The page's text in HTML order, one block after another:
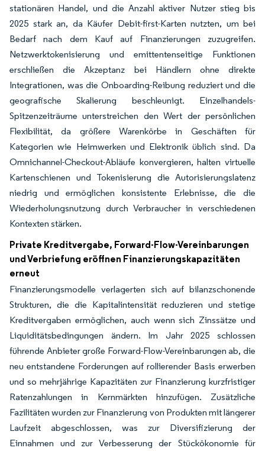
stationären Handel, und die Anzahl aktiver Nutzer stieg bis
2025 stark an, da Käufer Debit-first-Karten nutzten, um bei
Bedarf nach dem Kauf auf Finanzierungen zuzugreifen.
Netzwerktokenisierung und emittentenseitige Funktionen
erschließen die Akzeptanz bei Händlern ohne direkte
Integrationen, was die Onboarding-Reibung reduziert und die
geografische Skalierung beschleunigt. Einzelhandels-
Spitzenzeiträume unterstreichen den Wert der persönlichen
Flexibilität, da größere Warenkörbe in Geschäften für
Kategorien wie Heimwerken und Elektronik üblich sind. Da
Omnichannel-Checkout-Abläufe konvergieren, halten virtuelle
Kartenschienen und Tokenisierung die Autorisierungslatenz
niedrig und ermöglichen konsistente Erlebnisse, die die
Wiederholungsnutzung durch Verbraucher in verschiedenen
Kontexten stärken.
Private Kreditvergabe, Forward-Flow-Vereinbarungen
und Verbriefung eröffnen Finanzierungskapazitäten
erneut
Finanzierungsmodelle verlagerten sich auf bilanzschonende
Strukturen, die die Kapitalintensität reduzieren und stetige
Kreditvergaben ermöglichen, auch wenn sich Zinssätze und
Liquiditätsbedingungen ändern. Im Jahr 2025 schlossen
führende Anbieter große Forward-Flow-Vereinbarungen ab, die
neu entstandene Forderungen auf rollierender Basis erwerben
und so mehrjährige Kapazitäten zur Finanzierung kurzfristiger
Ratenzahlungen in Kernmärkten hinzufügen. Zusätzliche
Fazilitäten wurden zur Finanzierung von Produkten mit längerer
Laufzeit abgeschlossen, was zur Diversifizierung der
Einnahmen und zur Verbesserung der Stückökonomie für